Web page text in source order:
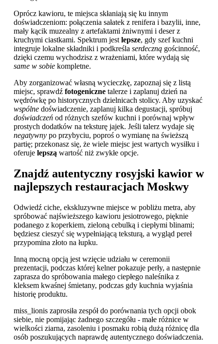
Oprócz kawioru, te miejsca skłaniają się ku innym
doświadczeniom: połączenia sałatek z renifera i bazylii, inne,
mały kącik muzealny z artefaktami żniwnymi i deser z
kruchymi ciastkami. Spektrum jest lepsze, gdy szef kuchni
integruje lokalne składniki i podkreśla serdeczną gościnność,
dzięki czemu wychodzisz z wrażeniami, które wydają się
same w sobie kompletne.
Aby zorganizować własną wycieczkę, zapoznaj się z listą
miejsc, sprawdź fotogeniczne talerze i zaplanuj dzień na
wędrówkę po historycznych dzielnicach stolicy. Aby uzyskać
wspólne doświadczenie, zaplanuj kilka degustacji, spróbuj
doświadczeń od różnych szefów kuchni i porównaj wpływ
prostych dodatków na teksturę jajek. Jeśli talerz wydaje się
negatywny po przybyciu, poproś o wymianę na świeższą
partię; przekonasz się, że wiele miejsc jest wartych wysiłku i
oferuje lepszą wartość niż zwykłe opcje.
Znajdź autentyczny rosyjski kawior w
najlepszych restauracjach Moskwy
Odwiedź ciche, ekskluzywne miejsce w pobliżu metra, aby
spróbować najświeższego kawioru jesiotrowego, pięknie
podanego z koperkiem, zieloną cebulką i ciepłymi blinami;
będziesz cieszyć się wypełniającą teksturą, a wygląd pereł
przypomina złoto na łupku.
Inną mocną opcją jest wzięcie udziału w ceremonii
prezentacji, podczas której kelner pokazuje perły, a następnie
zaprasza do spróbowania małego ciepłego naleśnika z
kleksem kwaśnej śmietany, podczas gdy kuchnia wyjaśnia
historię produktu.
miss_lionis zaprosiła zespół do porównania tych opcji obok
siebie, nie pomijając żadnego szczegółu - małe różnice w
wielkości ziarna, zasoleniu i posmaku robią dużą różnicę dla
osób poszukujących naprawdę autentycznego doświadczenia.